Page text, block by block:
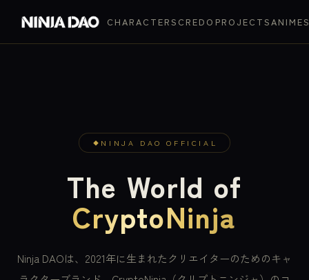
CHARACTERS CREDO PROJECTSANIME
NINJA DAO OFFICIAL
The World of
CryptoNinja
Ninja DAOは、2021年に生まれたクリエイターのためのキャ